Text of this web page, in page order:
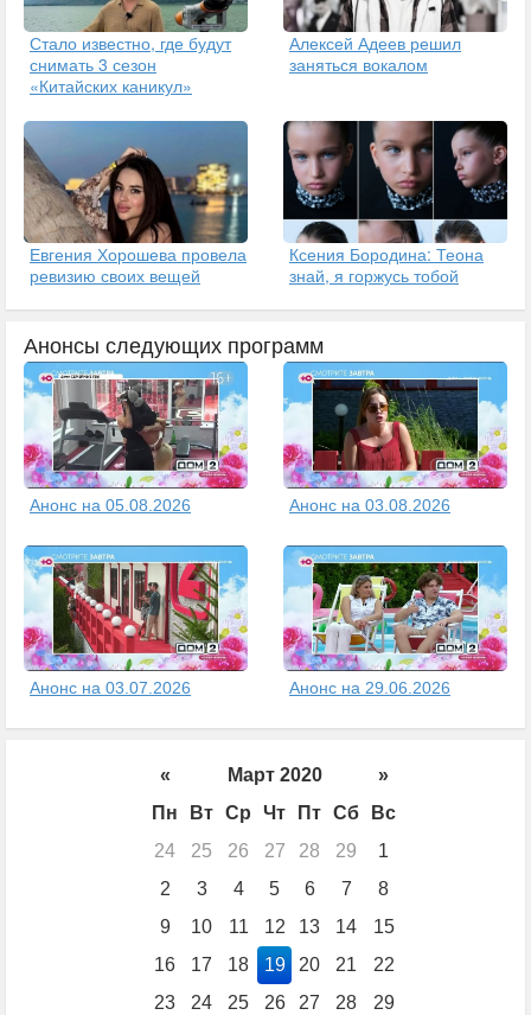
Стало известно, где будут
снимать 3 сезон
«Китайских каникул»
Алексей Адеев решил
заняться вокалом
Евгения Хорошева провела
ревизию своих вещей
Ксения Бородина: Теона
знай, я горжусь тобой
Анонсы следующих программ
Анонс на 05.08.2026 Анонс на 03.08.2026
Анонс на 03.07.2026 Анонс на 29.06.2026
« Март 2020
»
Пн
Вт Ср Чт Пт Сб
Вс
24
25 26 27 28 29
1
2
3 4 5 6 7
8
9
10 11 12 13 14
15
16
17 18 19 20 21
22
23
24 25 26 27 28 29